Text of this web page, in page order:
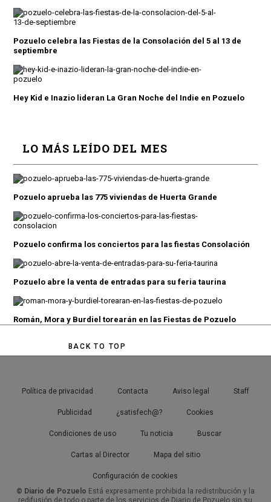
Pozuelo celebra las Fiestas de la Consolación del 5 al 13 de
septiembre
Hey Kid e Inazio lideran La Gran Noche del Indie en Pozuelo
LO MÁS LEÍDO DEL MES
Pozuelo aprueba las 775 viviendas de Huerta Grande
Pozuelo confirma los conciertos para las fiestas Consolación
Pozuelo abre la venta de entradas para su feria taurina
Román, Mora y Burdiel torearán en las Fiestas de Pozuelo
BACK TO TOP
Política de privacidad Contacta Aviso legal Staff
Publicidad ¿satisfech@? Cookies
Condiciones de uso Tu noticia Buscar
Cartas al Director Mapa del sitio
Configuración de cookies
© Diario de Pozuelo Está expresamente prohibida la redistribución y la
redifusión de todo o parte de los servicios de Diario de Pozuelo sin su